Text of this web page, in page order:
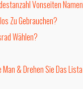
Vonseiten
Zu Gebrauchen?
Wählen?
Man & Drehen Sie Das